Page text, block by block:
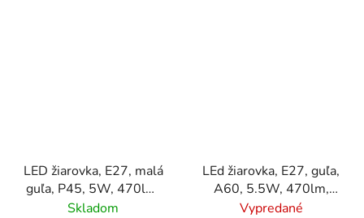
LED žiarovka, E27, malá
guľa, P45, 5W, 470lm,
2700K, PHILIPS
Skladom
LEd žiarovka, E27, guľa,
A60, 5.5W, 470lm,
2700K, PHILIPS
Vypredané